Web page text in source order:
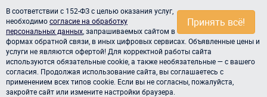
Принять всё!
В соответствии с 152-ФЗ с целью оказания услуг,
необходимосогласие на обработку
персональных данных , запрашиваемых сайтом в
формах обратной связи, в иных цифровых сервисах. Объявленные цены и
услуги не являются офертой! Для корректной работы сайта
используются обязательные cookie, а также необязательные — с вашего
согласия. Продолжая использование сайта, вы соглашаетесь с
применением всех типов cookie. Если вы не согласны, пожалуйста,
закройте сайт или измените настройки браузера.